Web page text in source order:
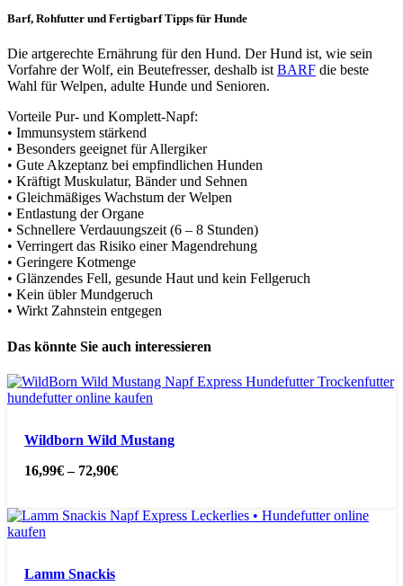
Barf, Rohfutter und Fertigbarf Tipps für Hunde
Die artgerechte Ernährung für den Hund. Der Hund ist, wie sein
Vorfahre der Wolf, ein Beutefresser, deshalb ist BARF die beste
Wahl für Welpen, adulte Hunde und Senioren.
Vorteile Pur- und Komplett-Napf:
• Immunsystem stärkend
• Besonders geeignet für Allergiker
• Gute Akzeptanz bei empfindlichen Hunden
• Kräftigt Muskulatur, Bänder und Sehnen
• Gleichmäßiges Wachstum der Welpen
• Entlastung der Organe
• Schnellere Verdauungszeit (6 – 8 Stunden)
• Verringert das Risiko einer Magendrehung
• Geringere Kotmenge
• Glänzendes Fell, gesunde Haut und kein Fellgeruch
• Kein übler Mundgeruch
• Wirkt Zahnstein entgegen
Das könnte Sie auch interessieren
Wildborn Wild Mustang
16,99€– 72,90€
Lamm Snackis